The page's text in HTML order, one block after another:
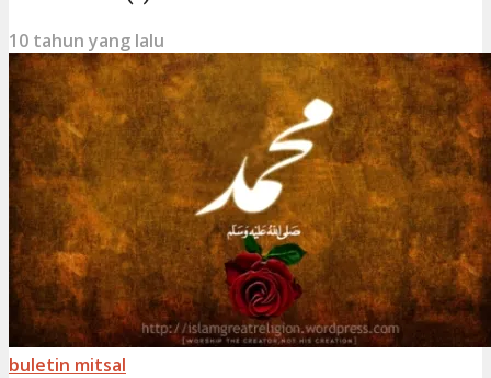
10 tahun yang lalu
buletin mitsal